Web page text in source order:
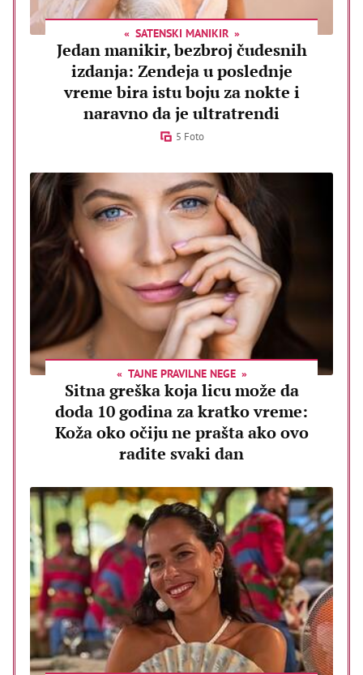
SATENSKI MANIKIR
Jedan manikir, bezbroj čudesnih
izdanja: Zendeja u poslednje
vreme bira istu boju za nokte i
naravno da je ultratrendi
5 Foto
TAJNE PRAVILNE NEGE
Sitna greška koja licu može da
doda 10 godina za kratko vreme:
Koža oko očiju ne prašta ako ovo
radite svaki dan